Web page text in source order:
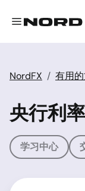
NordFX 有用
央行利率
学习中心